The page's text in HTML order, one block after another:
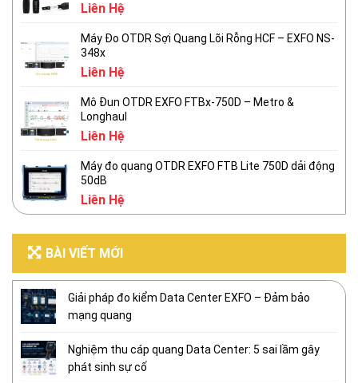
Liên Hệ
Máy Đo OTDR Sợi Quang Lõi Rỗng HCF – EXFO NS-
348x
Liên Hệ
Mô Đun OTDR EXFO FTBx-750D – Metro &
Longhaul
Liên Hệ
Máy đo quang OTDR EXFO FTB Lite 750D dải động
50dB
Liên Hệ
BÀI VIẾT MỚI
Giải pháp đo kiểm Data Center EXFO – Đảm bảo
mạng quang
Nghiệm thu cáp quang Data Center: 5 sai lầm gây
phát sinh sự cố